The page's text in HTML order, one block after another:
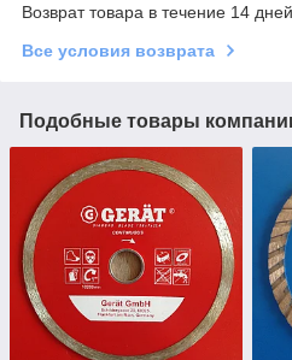
Возврат товара в течение 14
Все условия возврата
Подобные товары